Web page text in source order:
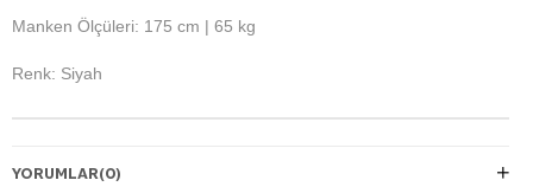
Manken Ölçüleri: 175 cm | 65 kg
Renk: Siyah
YORUMLAR(0)